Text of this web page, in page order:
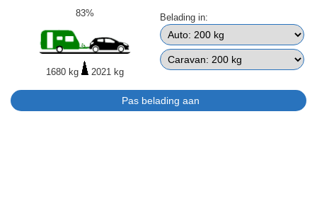
83%
1680 kg 2021 kg
Belading in: